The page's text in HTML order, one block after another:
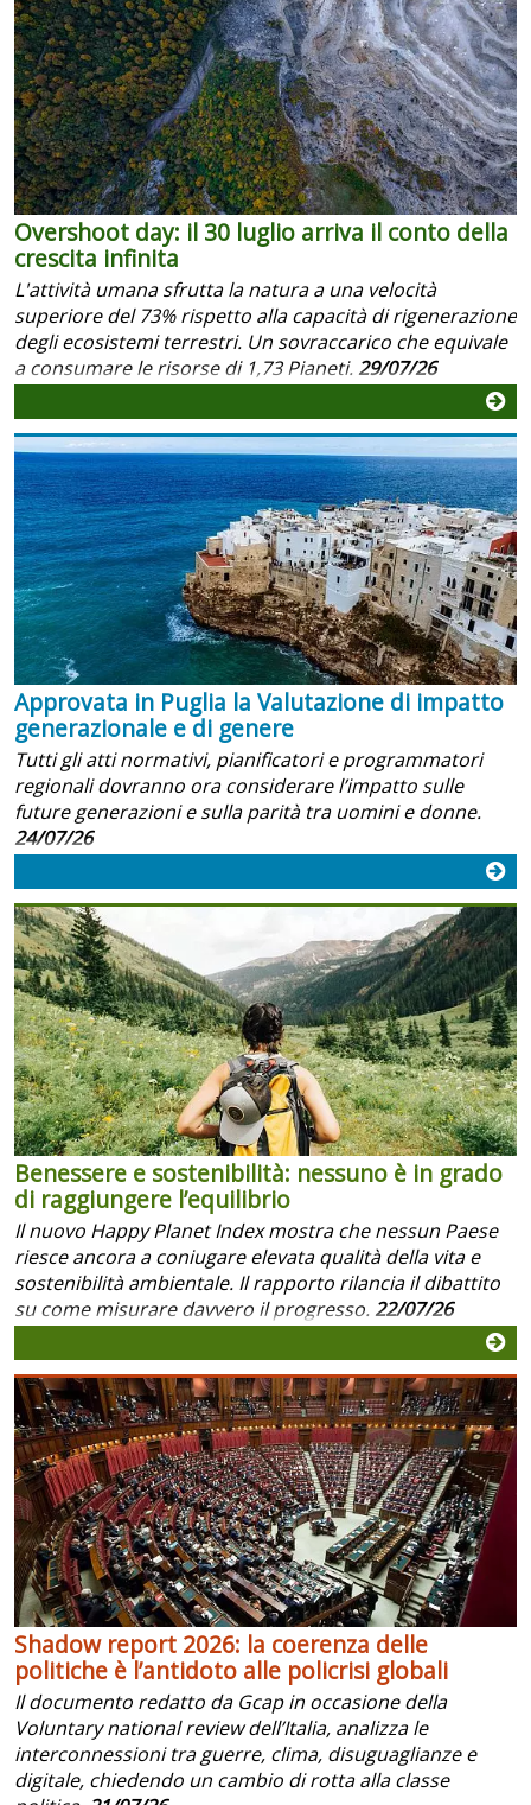
Overshoot day: il 30 luglio arriva il conto della
crescita infinita
L'attività umana sfrutta la natura a una velocità
superiore del 73% rispetto alla capacità di rigenerazione
degli ecosistemi terrestri. Un sovraccarico che equivale
a consumare le risorse di 1,73 Pianeti.29/07/26
Approvata in Puglia la Valutazione di impatto
generazionale e di genere
Tutti gli atti normativi, pianificatori e programmatori
regionali dovranno ora considerare l’impatto sulle
future generazioni e sulla parità tra uomini e donne.
24/07/26
Benessere e sostenibilità: nessuno è in grado
di raggiungere l’equilibrio
Il nuovo Happy Planet Index mostra che nessun Paese
riesce ancora a coniugare elevata qualità della vita e
sostenibilità ambientale. Il rapporto rilancia il dibattito
su come misurare davvero il progresso.22/07/26
Shadow report 2026: la coerenza delle
politiche è l’antidoto alle policrisi globali
Il documento redatto da Gcap in occasione della
Voluntary national review dell’Italia, analizza le
interconnessioni tra guerre, clima, disuguaglianze e
digitale, chiedendo un cambio di rotta alla classe